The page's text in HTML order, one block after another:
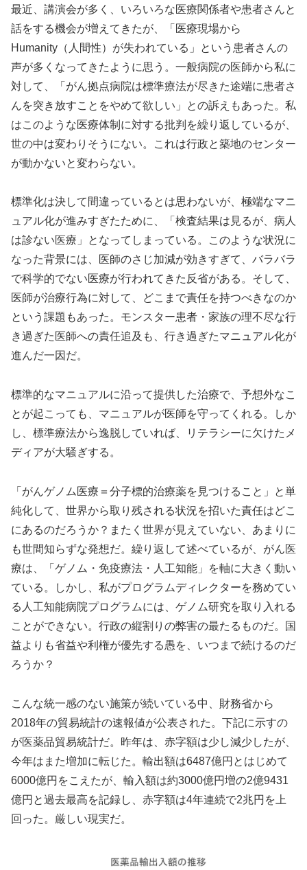
最近、講演会が多く、いろいろな医療関係者や患者さんと
話をする機会が増えてきたが、「医療現場から
Humanity （人間性）が失われている」という患者さんの
声が多くなってきたように思う。一般病院の医師から私に
対して、「がん拠点病院は標準療法が尽きた途端に患者さ
んを突き放すことをやめて欲しい」との訴えもあった。私
はこのような医療体制に対する批判を繰り返しているが、
世の中は変わりそうにない。これは行政と築地のセンター
が動かないと変わらない。
標準化は決して間違っているとは思わないが、極端なマニ
ュアル化が進みすぎたために、「検査結果は見るが、病人
は診ない医療」となってしまっている。このような状況に
なった背景には、医師のさじ加減が効きすぎて、バラバラ
で科学的でない医療が行われてきた反省がある。そして、
医師が治療行為に対して、どこまで責任を持つべきなのか
という課題もあった。モンスター患者・家族の理不尽な行
き過ぎた医師への責任追及も、行き過ぎたマニュアル化が
進んだ一因だ。
標準的なマニュアルに沿って提供した治療で、予想外なこ
とが起こっても、マニュアルが医師を守ってくれる。しか
し、標準療法から逸脱していれば、リテラシーに欠けたメ
ディアが大騒ぎする。
「がんゲノム医療＝分子標的治療薬を見つけること」と単
純化して、世界から取り残される状況を招いた責任はどこ
にあるのだろうか？またく世界が見えていない、あまりに
も世間知らずな発想だ。繰り返して述べているが、がん医
療は、「ゲノム・免疫療法・人工知能」を軸に大きく動い
ている。しかし、私がプログラムディレクターを務めてい
る人工知能病院プログラムには、ゲノム研究を取り入れる
ことができない。行政の縦割りの弊害の最たるものだ。国
益よりも省益や利権が優先する愚を、いつまで続けるのだ
ろうか？
こんな統一感のない施策が続いている中、財務省から
2018年の貿易統計の速報値が公表された。下記に示すの
が医薬品貿易統計だ。昨年は、赤字額は少し減少したが、
今年はまた増加に転じた。輸出額は6487億円とはじめて
6000億円をこえたが、輸入額は約3000億円増の2億9431
億円と過去最高を記録し、赤字額は4年連続で2兆円を上
回った。厳しい現実だ。